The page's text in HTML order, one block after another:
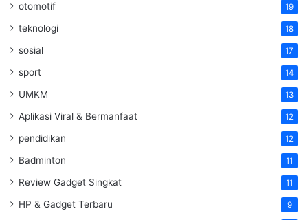
otomotif 19
teknologi 18
sosial 17
sport 14
UMKM 13
Aplikasi Viral & Bermanfaat 12
pendidikan 12
Badminton 11
Review Gadget Singkat 11
HP & Gadget Terbaru 9